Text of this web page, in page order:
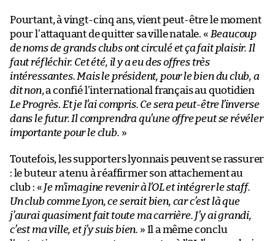
Pourtant, à vingt-cinq ans, vient peut-être le moment
pour l’attaquant de quitter sa ville natale. « Beaucoup
de noms de grands clubs ont circulé et ça fait plaisir. Il
faut réfléchir. Cet été, il y a eu des offres très
intéressantes. Mais le président, pour le bien du club, a
dit non, a confié l’international français au quotidien
Le Progrès. Et je l’ai compris. Ce sera peut-être l’inverse
dans le futur. Il comprendra qu’une offre peut se révéler
importante pour le club. »
Toutefois, les supporters lyonnais peuvent se rassurer
: le buteur a tenu à réaffirmer son attachement au
club : « Je m’imagine revenir à l’OL et intégrer le staff.
Un club comme Lyon, ce serait bien, car c’est là que
j’aurai quasiment fait toute ma carrière. J’y ai grandi,
c’est ma ville, et j’y suis bien. » Il a même conclu